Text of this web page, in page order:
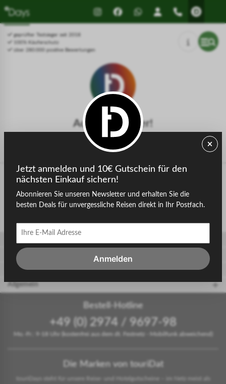
Drücken Sie Alt+1 für den
Bildschirmlesemodus, Alt+0 zum
Abbrechen
Leitfaden für barrierefreie
Bildschirmlesegeräte, Feedback
und Fehlerberichte | Neues
Fenstergeprüfter Testsieger seit 2018
100% Käuferschutz
über 280.000 positive Bewertungen
Achtung, Fehler!
Die gesuchte Seite konnte nicht gefunden werden.
zurück zur Startseite
Gastgeber
touriDat Reiseblog
Allgemein
Bestell-Hotline
+49 (0) 2974 / 9697-98
Mo.-Fr.: 9-18 Uhr (kostenfrei aus dem dt. Festnetz - Mobilfunk abweichend)
Die Marken von touriDat
touriDays steht für unsere Reise- und Hotelgutscheine – im Netz meist als
Jetzt anmelden und 10€ Gutschein für den
nächsten Einkauf sichern!
Abonnieren Sie unseren Newsletter und erhalten Sie die
besten Deals für unvergessliche Reisen direkt in Ihr Postfach.
Anmelden